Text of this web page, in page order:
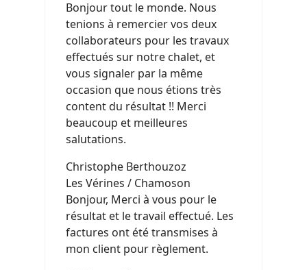
Bonjour tout le monde. Nous
tenions à remercier vos deux
collaborateurs pour les travaux
effectués sur notre chalet, et
vous signaler par la même
occasion que nous étions très
content du résultat !! Merci
beaucoup et meilleures
salutations.
Christophe Berthouzoz
Les Vérines / Chamoson
Bonjour, Merci à vous pour le
résultat et le travail effectué. Les
factures ont été transmises à
mon client pour règlement.